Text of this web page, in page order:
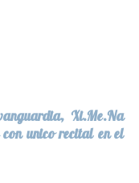
Xi.Me.Na
unico recital en el